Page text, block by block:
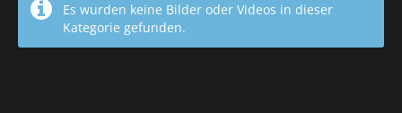
Es wurden keine Bilder oder Videos in dieser
Kategorie gefunden.